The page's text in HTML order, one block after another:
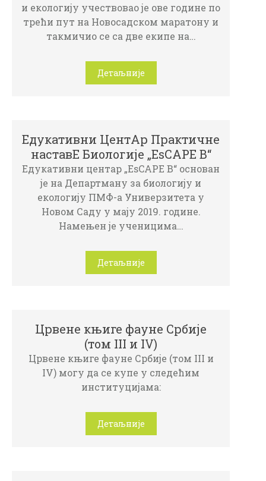
и eкoлoгиjу учeствoвao je oвe гoдинe пo
трeћи пут нa Нoвoсaдскoм мaрaтoну и
тaкмичиo сe сa двe eкипe нa…
Детаљније
Едукативни ЦентАр Практичне
наставЕ Биологије „EsCAPE B“
Едукативни центар „EsCAPE B“ основан
је на Департману за биологију и
екологију ПМФ-а Универзитета у
Новом Саду у мају 2019. године.
Намењен је ученицима…
Детаљније
Црвене књиге фауне Србије
(том III и IV)
Црвене књиге фауне Србије (том III и
IV) могу да се купе у следећим
институцијама:
Детаљније